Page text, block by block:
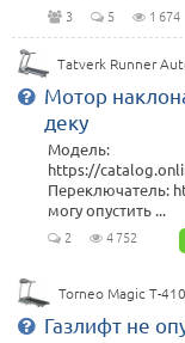
3 5 1 674
Tatverk Runner
Мотор
деку
Модель:
https://
Переключатель:
могу опустить ...
2 4 752
Torneo Magic T-410
Газлифт не